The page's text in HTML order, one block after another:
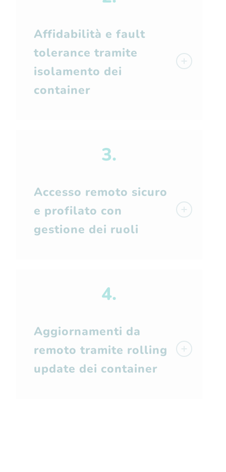
Affidabilità e fault
tolerance tramite
isolamento dei
container
3.
Accesso remoto sicuro
e profilato con
gestione dei ruoli
4.
Aggiornamenti da
remoto tramite rolling
update dei container